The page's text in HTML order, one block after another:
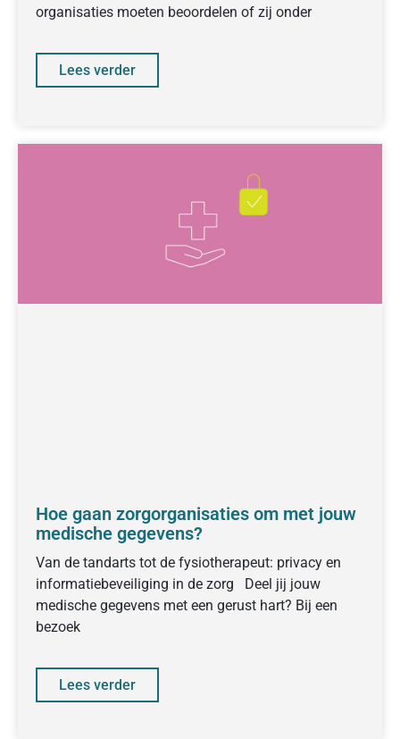
organisaties moeten beoordelen of zij onder
Lees verder
Hoe gaan zorgorganisaties om met jouw
medische gegevens?
Van de tandarts tot de fysiotherapeut: privacy en
informatiebeveiliging in de zorg Deel jij jouw
medische gegevens met een gerust hart? Bij een
bezoek
Lees verder